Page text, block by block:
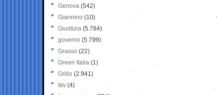
Genova (542)
Giannino (10)
Giustizia (5.784)
governo (5.799)
Grasso (22)
Green Italia (1)
Grillo (2.941)
Idv (4)